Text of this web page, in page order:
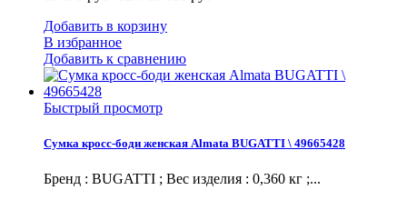
Добавить в корзину
В избранное
Добавить к сравнению
Быстрый просмотр
Сумка кросс-боди женская Almata BUGATTI \ 49665428
Бренд : BUGATTI ; Вес изделия : 0,360 кг ;...